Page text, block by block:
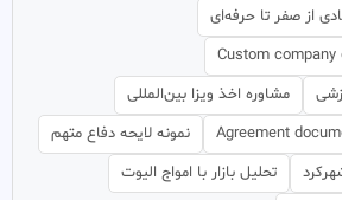
از صفر تا حرفه‌ای
Custom
مشاوره اخذ ویزا بین‌المللی
Agreement
نمونه لایحه دفاع متهم
تحلیل بازار با امواج الیوت